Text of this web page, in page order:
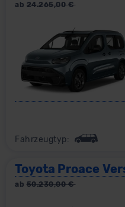
ab 24.265,00€
Fahrzeugtyp:
Toyota Proace
ab 50.230,00€